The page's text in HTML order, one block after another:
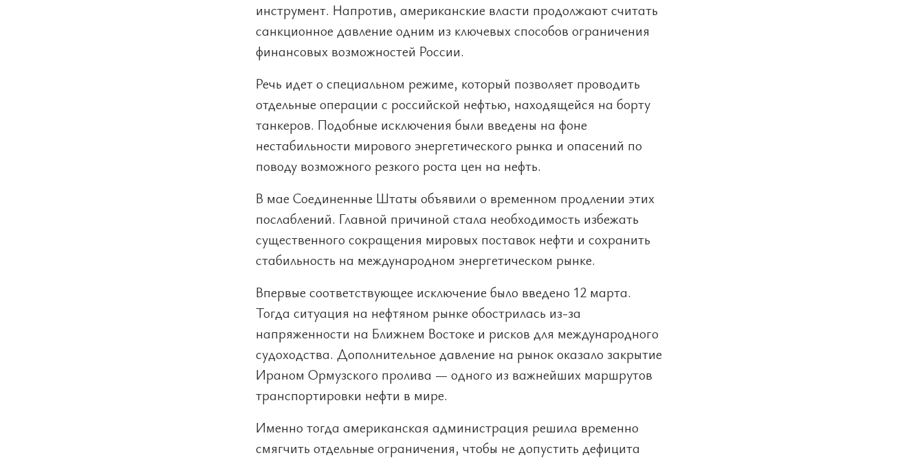
инструмент. Напротив, американские власти продолжают считать
санкционное давление одним из ключевых способов ограничения
финансовых возможностей России.
Речь идет о специальном режиме, который позволяет проводить
отдельные операции с российской нефтью, находящейся на борту
танкеров. Подобные исключения были введены на фоне
нестабильности мирового энергетического рынка и опасений по
поводу возможного резкого роста цен на нефть.
В мае Соединенные Штаты объявили о временном продлении этих
послаблений. Главной причиной стала необходимость избежать
существенного сокращения мировых поставок нефти и сохранить
стабильность на международном энергетическом рынке.
Впервые соответствующее исключение было введено 12 марта.
Тогда ситуация на нефтяном рынке обострилась из-за
напряженности на Ближнем Востоке и рисков для международного
судоходства. Дополнительное давление на рынок оказало закрытие
Ираном Ормузского пролива — одного из важнейших маршрутов
транспортировки нефти в мире.
Именно тогда американская администрация решила временно
смягчить отдельные ограничения, чтобы не допустить дефицита